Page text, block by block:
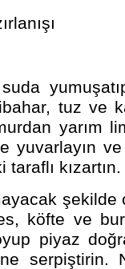
tuz ve
yarım
yuvarlayın
taraflı kızartın.
şekilde
köfte ve
piyaz
serpiştirin.